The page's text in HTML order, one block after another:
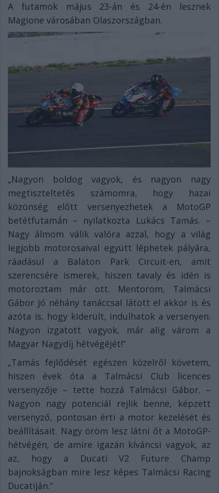
A futamok május 23-án és 24-én lesznek
Magione városában Olaszországban.
„Nagyon boldog vagyok, és nagyon nagy
megtiszteltetés számomra, hogy hazai
közönség előtt versenyezhetek a MotoGP
betétfutamán – nyilatkozta Lukács Tamás. –
Nagy álmom válik valóra azzal, hogy a világ
legjobb motorosaival együtt léphetek pályára,
ráadásul a Balaton Park Circuit-en, amit
szerencsére ismerek, hiszen tavaly és idén is
motoroztam már ott. Mentorom, Talmácsi
Gábor jó néhány tanáccsal látott el akkor is és
azóta is, hogy kiderült, indulhatok a versenyen.
Nagyon izgatott vagyok, már alig várom a
Magyar Nagydíj hétvégéjét!”
„Tamás fejlődését egészen közelről követem,
hiszen évek óta a Talmácsi Club licences
versenyzője – tette hozzá Talmácsi Gábor. –
Nagyon nagy potenciál rejlik benne, képzett
versenyző, pontosan érti a motor kezelését és
beállításait. Nagy öröm lesz látni őt a MotoGP-
hétvégén, de amire igazán kíváncsi vagyok, az
az, hogy a Ducati V2 Future Champ
bajnokságban mire lesz képes Talmácsi Racing
Ducatiján.”